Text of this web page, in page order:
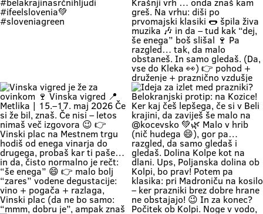
warmth of Bela Krajina, completely
forgetting your phone exists for
the entire afternoon. 🌿 Relaxing
by the Kolpa River is a true
Weather: a hot weekend is on the
way 👉 Time: warm May days (the
perfect time for your first
encounter with nature) 👉 Nature
+ a lounge chair in the shade +
your favorite people = a
combination that has never
disappointed Come see us. You
know where we are—the place
where time actually slows down
and your batteries recharge all on
their own. 💚
pa vino je vrhunsko! 👉 vino
najboljših belokranjskih vinarjev
👉 Vinski plac z vodenimi
degustacijami 👉 muzika, hrana in
originalna belokranjska prireditev
👉 metliški plac kak more bit, živ
in poln Če hočeš doživet Belo
krajino takšno, kot je zares —
prideš na Vigred. Za en večer.
Ostaneš pa še malo dlje. 😌🍇 Se
vidimo v Metliki! 🎥 Zavod za
turizem, kulturo, šport in mladino
Metlika #belakrajina #vinskavigred
#belakrajinasrčnihljudi #metlika
Če zapreš oči, znaš ki si. Duma 💚
Soundtrack Bele krajine v maju.
#belakrajina #belakrajina🍀
greendestination
#belakrajinasrčnihljudi
#ifeelslovenia💚 #sloveniagreen
🔥 1. MAJ PO BELOKRANJSKO 🔥
Če boš noč na prvi maj preživu na
kresovanju… pa boš prvega še
kolko tolko pri močeh 😄👇 📍
Krašnji vrh … onda znaš kam greš.
Na vrhu: diši po prvomajski klasiki
🌭 špila živa muzika 🎶 in da – tud
kak “dej, še enega” boš slišal 🍷
Pa razgled… tak, da malo
obstaneš. In samo gledaš. (Da,
vse do Kleka 👀) 👉 pohod +
druženje + praznično vzdušje 👉
za družine, prijatelje, pa malo
rekreacije (če že mora bit 😄) 👉
začetek maja, kot se šika Pridi gor.
Če ne zaradi pohoda… pa zaradi
nas, Belokranjcev 🙌 Se vidimo!